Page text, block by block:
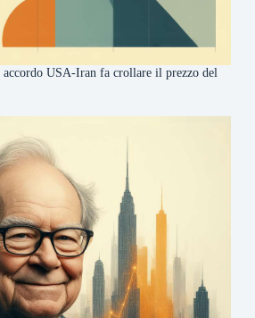
accordo USA-Iran fa crollare il prezzo del